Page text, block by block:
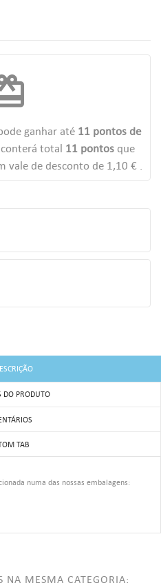
ganhar até 11pontos de
total 11pontosque
vale de desconto de 1,10 € .
DO PRODUTO
TAB
numa das nossas embalagens:
NA MESMA CATEGORIA:
add_circle_outlineCriar uma lista